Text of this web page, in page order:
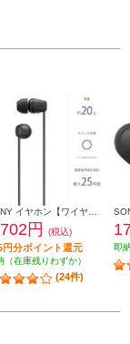
円 (税込)
円分ポイント還元
（在庫残りわずか）
(24件)
即